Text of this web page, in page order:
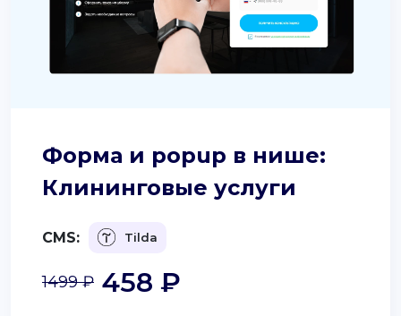
Форма и popup в нише:
Клининговые услуги
CMS: Tilda
1499 ₽ 458 ₽